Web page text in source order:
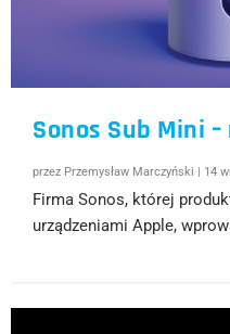
Sonos Sub Mini
przez Przemysław Marczyński 14
Firma Sonos, której
urządzeniami Apple,